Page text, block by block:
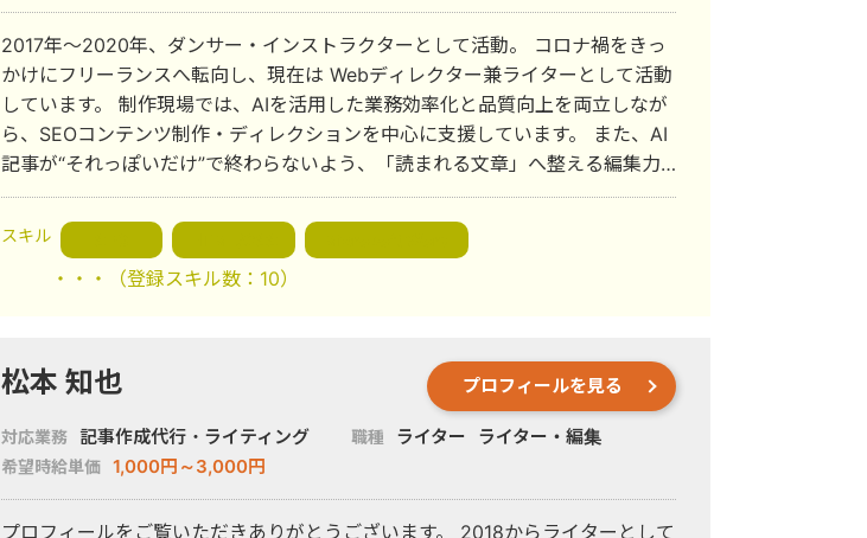
2017年〜2020年、ダンサー・インストラクターとして活動。 コロナ禍をきっ
かけにフリーランスへ転向し、現在は Webディレクター兼ライターとして活動
しています。 制作現場では、AIを活用した業務効率化と品質向上を両立しなが
ら、SEOコンテンツ制作・ディレクションを中心に支援しています。 また、AI
記事が“それっぽいだけ”で終わらないよう、「読まれる文章」へ整える編集力
を磨いています。 ▷ 実績（一部抜粋） ・AI活用により、SEO記事の制作時間
を1/3に短縮 ・WordPress入稿作業80%削減 ・2社様のSEO記事作成プロンプ
トを設計 ・運営ブログ：初月CVR2.17%、現在も2%以上を維持中 ・記事累計
1,000本以上執筆 ・TikTok280万再生のクリエイターとチーム制作
スキル
・・・ （登録スキル数：10）
松本 知也 プロフィールを見る
対応業務 記事作成代行・ライティング 職種 ライター ライター・編集
希望時給単価 1,000円～3,000円
プロフィールをご覧いただきありがとうございます。 2018からライターとして